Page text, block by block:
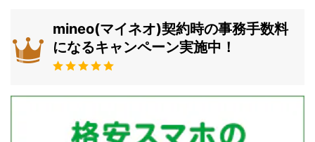
mineo(マイネオ)契約時の事務手数料
になるキャンペーン実施中！